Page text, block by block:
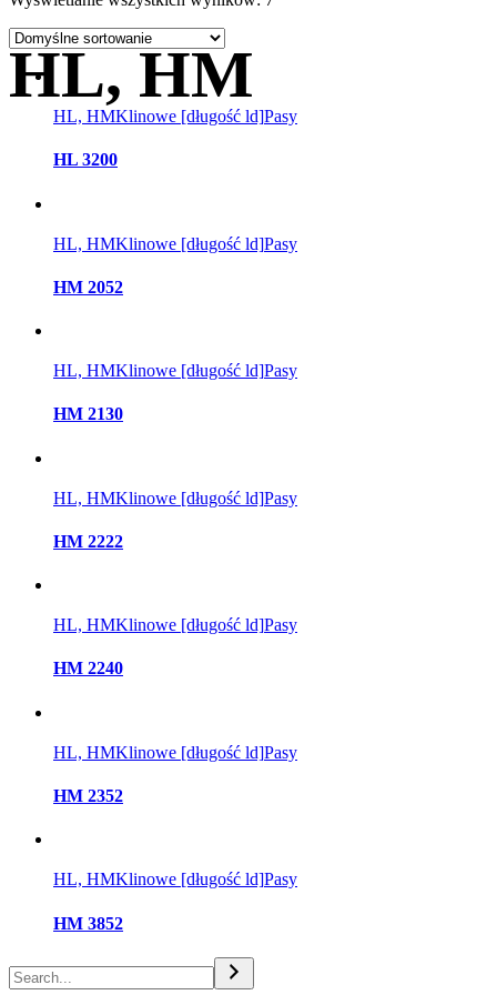
HL, HM
HL, HMKlinowe [długość ld]Pasy
HL 3200
HL, HMKlinowe [długość ld]Pasy
HM 2052
HL, HMKlinowe [długość ld]Pasy
HM 2130
HL, HMKlinowe [długość ld]Pasy
HM 2222
HL, HMKlinowe [długość ld]Pasy
HM 2240
HL, HMKlinowe [długość ld]Pasy
HM 2352
HL, HMKlinowe [długość ld]Pasy
HM 3852
Szukaj